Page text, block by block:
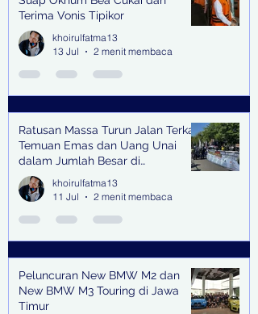
Terima Vonis Tipikor
khoirulfatma13
13 Jul
2 menit membaca
Ratusan Massa Turun Jalan Terkait
Temuan Emas dan Uang Unai
dalam Jumlah Besar di
Lingkungan Jampidsus Kejaksaan
Agung RI di Jakarta
khoirulfatma13
11 Jul
2 menit membaca
Peluncuran New BMW M2 dan
New BMW M3 Touring di Jawa
Timur